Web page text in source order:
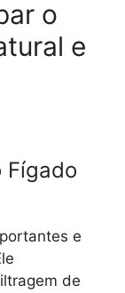
o
e
Fígado
e
de